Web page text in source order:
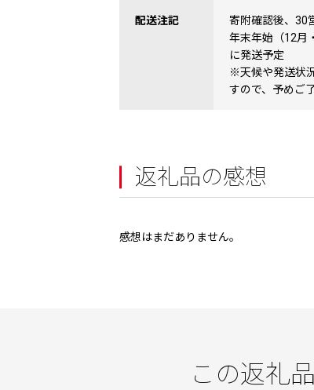
配送注記
寄附確認後、30
年末年始（12月
に発送予定
※天候や発送状
すので、予めご
返礼品の感想
感想はまだありません。
この返礼